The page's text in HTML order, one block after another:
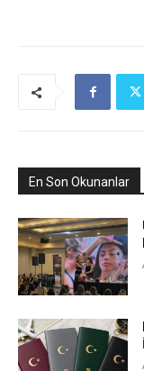
En Son Okunanlar